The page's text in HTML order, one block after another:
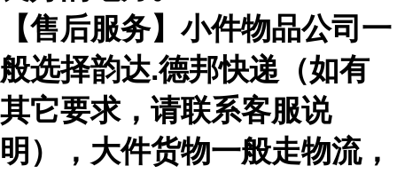
【售后服务】小件物品公司一
般选择韵达.德邦快递（如有
其它要求，请联系客服说
明），大件货物一般走物流，